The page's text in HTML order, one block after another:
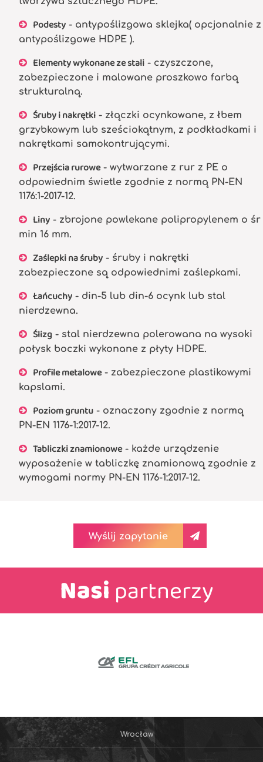
Podesty - antypoślizgowa sklejka( opcjonalnie z
antypoślizgowe HDPE ).
Elementy wykonane ze stali - czyszczone,
zabezpieczone i malowane proszkowo farbą
strukturalną.
Śruby i nakrętki - złączki ocynkowane, z łbem
grzybkowym lub sześciokątnym, z podkładkami i
nakrętkami samokontrującymi.
Przejścia rurowe- wytwarzane z rur z PE o
odpowiednim świetle zgodnie z normą PN-EN
1176:1-2017-12.
Liny - zbrojone powlekane polipropylenem o śr
min 16 mm.
Zaślepki na śruby - śruby i nakrętki
zabezpieczone są odpowiednimi zaślepkami.
Łańcuchy - din-5 lub din-6 ocynk lub stal
nierdzewna.
Ślizg - stal nierdzewna polerowana na wysoki
połysk boczki wykonane z płyty HDPE.
Profile metalowe- zabezpieczone plastikowymi
kapslami.
Poziom gruntu - oznaczony zgodnie z normą
PN-EN 1176-1:2017-12.
Tabliczki znamionowe- każde urządzenie
wyposażenie w tabliczkę znamionową zgodnie z
wymogami normy PN-EN 1176-1:2017-12.
Wyślij zapytanie
Nasipartnerzy
Wrocław